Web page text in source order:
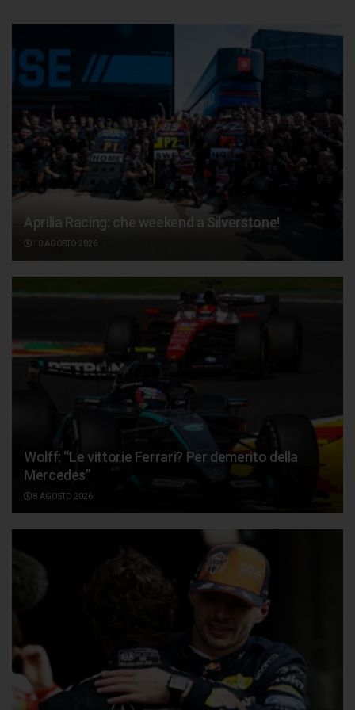
Aprilia Racing: che weekend a Silverstone!
10 AGOSTO 2026
Wolff: “Le vittorie Ferrari? Per demerito della
Mercedes”
8 AGOSTO 2026